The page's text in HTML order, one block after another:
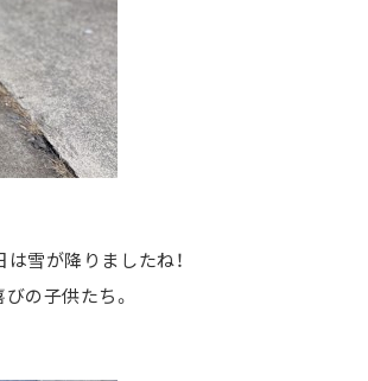
は雪が降りましたね！
びの子供たち。